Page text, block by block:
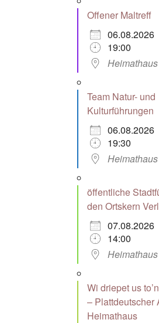
Office 365Offener Maltreff
06.08.2026
19:00
Team Natur- und
Kulturführungen
06.08.2026
19:30
öffentliche
den Ortskern
07.08.2026
14:00
Wi driepet us
– Plattdeutscher
Heimathaus